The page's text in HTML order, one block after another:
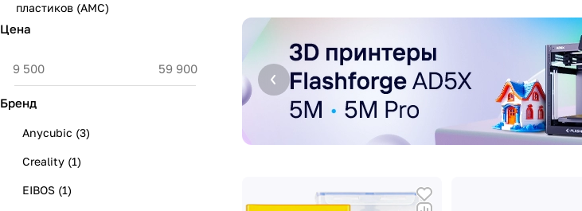
пластиков (АМС)
Цена
Бренд
Anycubic (3)
Creality (1)
EIBOS (1)